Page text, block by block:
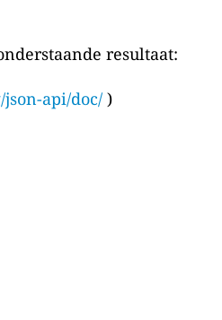
resultaat:
api/doc/ )